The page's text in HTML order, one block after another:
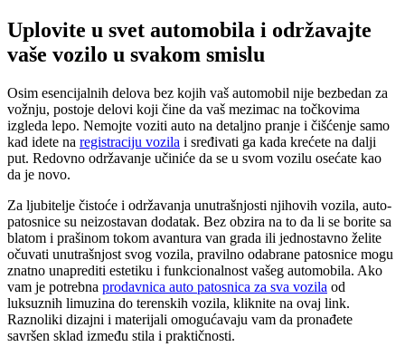
Uplovite u svet automobila i održavajte
vaše vozilo u svakom smislu
Osim esencijalnih delova bez kojih vaš automobil nije bezbedan za
vožnju, postoje delovi koji čine da vaš mezimac na točkovima
izgleda lepo. Nemojte voziti auto na detaljno pranje i čišćenje samo
kad idete na registraciju vozila i sređivati ga kada krećete na dalji
put. Redovno održavanje učiniće da se u svom vozilu osećate kao
da je novo.
Za ljubitelje čistoće i održavanja unutrašnjosti njihovih vozila, auto-
patosnice su neizostavan dodatak. Bez obzira na to da li se borite sa
blatom i prašinom tokom avantura van grada ili jednostavno želite
očuvati unutrašnjost svog vozila, pravilno odabrane patosnice mogu
znatno unaprediti estetiku i funkcionalnost vašeg automobila. Ako
vam je potrebna prodavnica auto patosnica za sva vozila od
luksuznih limuzina do terenskih vozila, kliknite na ovaj link.
Raznoliki dizajni i materijali omogućavaju vam da pronađete
savršen sklad između stila i praktičnosti.